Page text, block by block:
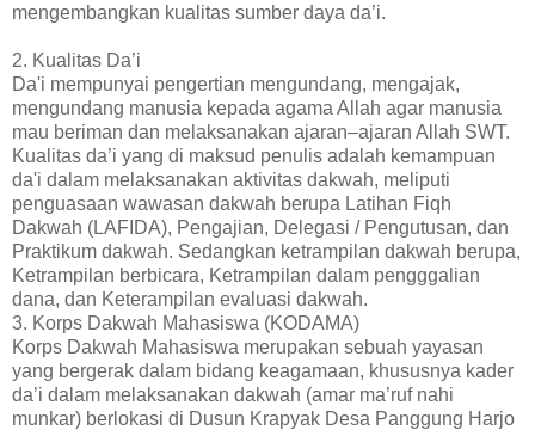
mengembangkan kualitas sumber daya da’i.
2. Kualitas Da’i
Da'i mempunyai pengertian mengundang, mengajak,
mengundang manusia kepada agama Allah agar manusia
mau beriman dan melaksanakan ajaran–ajaran Allah SWT.
Kualitas da’i yang di maksud penulis adalah kemampuan
da'i dalam melaksanakan aktivitas dakwah, meliputi
penguasaan wawasan dakwah berupa Latihan Fiqh
Dakwah (LAFIDA), Pengajian, Delegasi / Pengutusan, dan
Praktikum dakwah. Sedangkan ketrampilan dakwah berupa,
Ketrampilan berbicara, Ketrampilan dalam pengggalian
dana, dan Keterampilan evaluasi dakwah.
3. Korps Dakwah Mahasiswa (KODAMA)
Korps Dakwah Mahasiswa merupakan sebuah yayasan
yang bergerak dalam bidang keagamaan, khususnya kader
da’i dalam melaksanakan dakwah (amar ma’ruf nahi
munkar) berlokasi di Dusun Krapyak Desa Panggung Harjo